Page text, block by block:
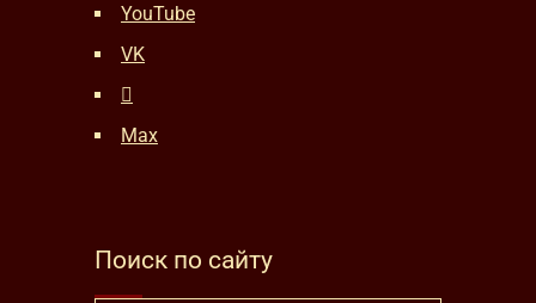
YouTube
VK
Max
Поиск по сайту